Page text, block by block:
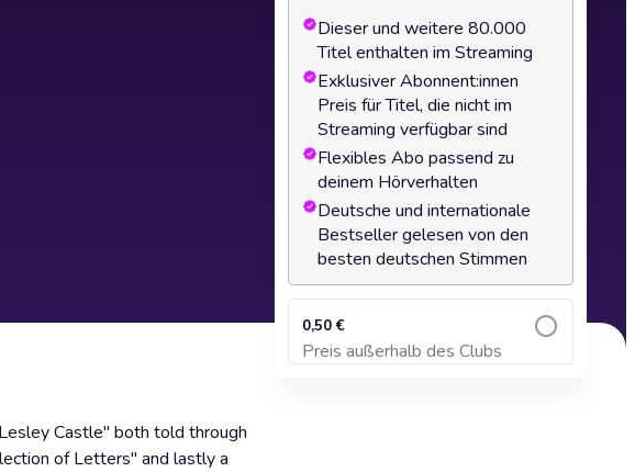
Castle" both told through
of Letters" and lastly a
Dieser und weitere 80.000
Titel enthalten im Streaming
Exklusiver Abonnent:innen
Preis für Titel, die nicht im
Streaming verfügbar sind
Flexibles Abo passend zu
deinem Hörverhalten
Deutsche und internationale
Bestseller gelesen von den
besten deutschen Stimmen
0,50 €
Preis außerhalb des Clubs
Zum Warenkorb hinzufügen